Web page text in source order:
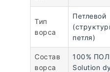
Тип
ворса
Петлевой
петля)
Состав
ворса
100%
Solution